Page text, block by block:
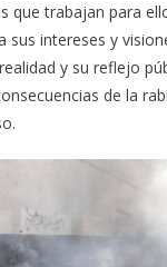
que trabajan para
sus intereses y
y su reflejo
de la